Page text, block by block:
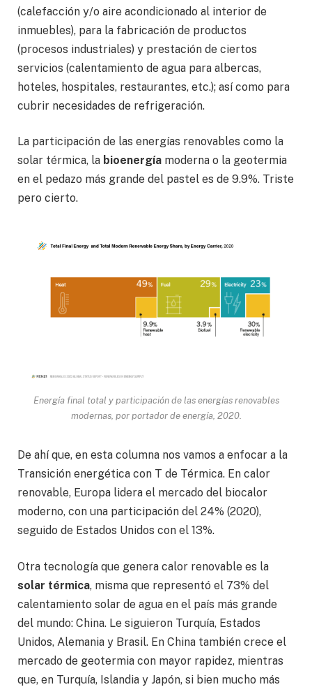
(calefacción y/o aire acondicionado al interior de
inmuebles), para la fabricación de productos
(procesos industriales) y prestación de ciertos
servicios (calentamiento de agua para albercas,
hoteles, hospitales, restaurantes, etc.); así como para
cubrir necesidades de refrigeración.
La participación de las energías renovables como la
solar térmica, la bioenergía moderna o la geotermia
en el pedazo más grande del pastel es de 9.9%. Triste
pero cierto.
Energía final total y participación de las energías renovables
modernas, por portador de energía, 2020.
De ahí que, en esta columna nos vamos a enfocar a la
Transición energética con T de Térmica. En calor
renovable, Europa lidera el mercado del biocalor
moderno, con una participación del 24% (2020),
seguido de Estados Unidos con el 13%.
Otra tecnología que genera calor renovable es la
solar térmica, misma que representó el 73% del
calentamiento solar de agua en el país más grande
del mundo: China. Le siguieron Turquía, Estados
Unidos, Alemania y Brasil. En China también crece el
mercado de geotermia con mayor rapidez, mientras
que, en Turquía, Islandia y Japón, si bien mucho más